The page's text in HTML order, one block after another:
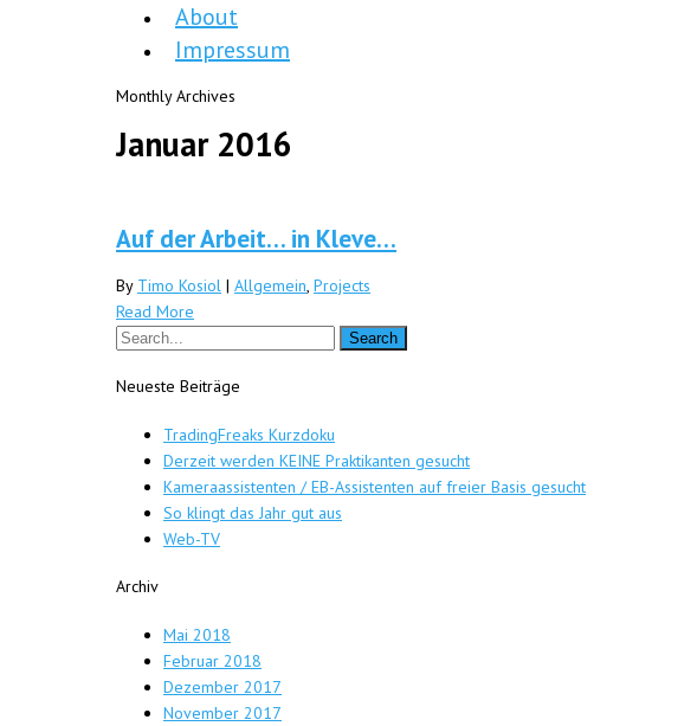
About
Impressum
Monthly Archives
Januar 2016
Auf der Arbeit… in Kleve…
By Timo Kosiol | Allgemein, Projects
Read More
Neueste Beiträge
TradingFreaks Kurzdoku
Derzeit werden KEINE Praktikanten gesucht
Kameraassistenten / EB-Assistenten auf freier Basis gesucht
So klingt das Jahr gut aus
Web-TV
Archiv
Mai 2018
Februar 2018
Dezember 2017
November 2017